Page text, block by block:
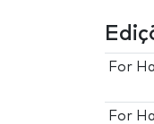
For
For